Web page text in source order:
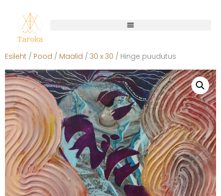
Esileht / Pood / Maalid / 30 x 30 / Hinge puudutus